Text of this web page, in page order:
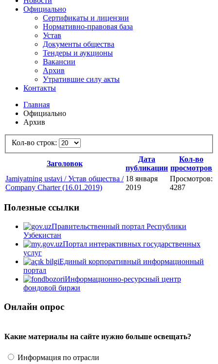
Официально
Сертификаты и лицензии
Нормативно-правовая база
Устав
Документы общества
Тендеры и аукционы
Вакансии
Архив
Утратившие силу акты
Контакты
Главная
Официально
Архив
Кол-во строк:
Заголовок
Дата
публикации
Кол-во
просмотров
Jamiyatning ustavi / Устав общества /
Company Charter (16.01.2019)
18 января
2019
Просмотров:
4287
Полезные ссылки
Правительственный портал Республики
Узбекистан
Портал интерактивных государственных
услуг
Единый корпоративный информационный
портал
Информационно-ресурсный центр
фондовой биржи
Онлайн опрос
Какие материалы на сайте нужно больше освещать?
Информация по отрасли